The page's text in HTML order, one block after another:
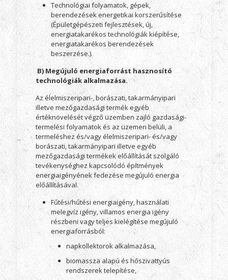
Technológiai folyamatok, gépek,
berendezések energetikai korszerűsítése
(Épületgépészeti fejlesztések, új,
energiatakarékos technológiák kiépítése,
energiatakarékos berendezések
beszerzése.).
B) Megújuló energiaforrást hasznosító
technológiák alkalmazása.
Az élelmiszeripari-, borászati, takarmányipari
illetve mezőgazdasági termék egyéb
értéknövelését végző üzemben zajló gazdasági-
termelési folyamatok és az üzemen belüli, a
termeléshez és/vagy élelmiszeripari- és/vagy
borászati, takarmányipari illetve egyéb
mezőgazdasági termékek előállítását szolgáló
tevékenységhez kapcsolódó építmények
energiaigényének fedezése megújuló energia
előállításával.
Fűtési/hűtési energiaigény, használati
melegvíz igény, villamos energia igény
részbeni vagy teljes kielégítése megújuló
energiaforrásból:
napkollektorok alkalmazása,
biomassza alapú és hőszivattyús
rendszerek telepítése,